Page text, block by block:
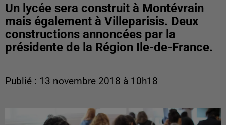
Un lycée sera construit à Montévrain
mais également à Villeparisis. Deux
constructions annoncées par la
présidente de la Région Ile-de-France.
Publié : 13 novembre 2018 à 10h18